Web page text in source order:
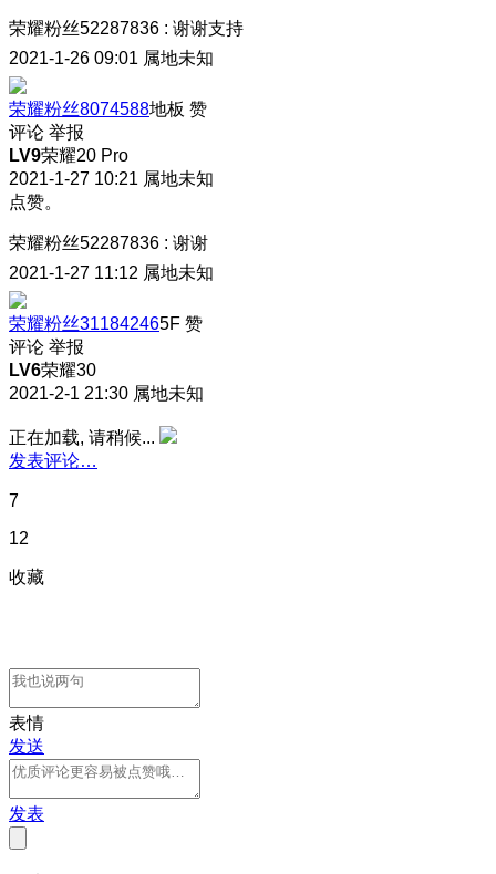
荣耀粉丝52287836 : 谢谢支持
2021-1-26 09:01 属地未知
荣耀粉丝8074588地板 赞
评论 举报
LV9荣耀20 Pro
2021-1-27 10:21 属地未知
点赞。
荣耀粉丝52287836 : 谢谢
2021-1-27 11:12 属地未知
荣耀粉丝311842465F 赞
评论 举报
LV6荣耀30
2021-2-1 21:30 属地未知
正在加载, 请稍候...
发表评论…
7
12
收藏
表情
发送
发表